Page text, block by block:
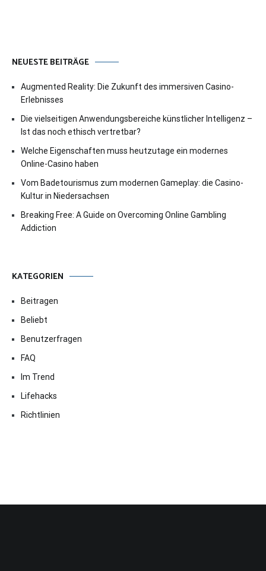
NEUESTE BEITRÄGE
Augmented Reality: Die Zukunft des immersiven Casino-
Erlebnisses
Die vielseitigen Anwendungsbereiche künstlicher Intelligenz –
Ist das noch ethisch vertretbar?
Welche Eigenschaften muss heutzutage ein modernes
Online-Casino haben
Vom Badetourismus zum modernen Gameplay: die Casino-
Kultur in Niedersachsen
Breaking Free: A Guide on Overcoming Online Gambling
Addiction
KATEGORIEN
Beitragen
Beliebt
Benutzerfragen
FAQ
Im Trend
Lifehacks
Richtlinien